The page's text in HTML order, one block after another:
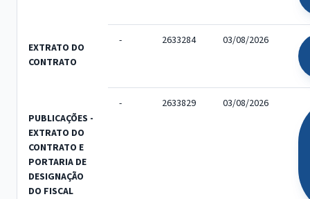
EXTRATO DO
CONTRATO
- 2633284 03/08/2026
PUBLICAÇÕES -
EXTRATO DO
CONTRATO E
PORTARIA DE
DESIGNAÇÃO
DO FISCAL
- 2633829 03/08/2026